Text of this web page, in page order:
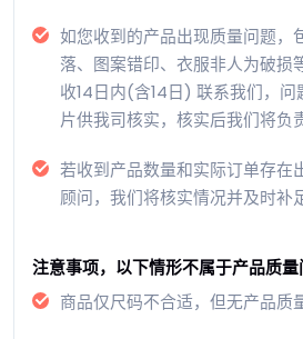
如您收到的产品出现质量问题，
落、图案错印、衣服非人为破损
收14日内(含14日) 联系我们，
片供我司核实，核实后我们将负
若收到产品数量和实际订单存在
顾问，我们将核实情况并及时补
注意事项，以下情形不属于产品质量
商品仅尺码不合适，但无产品质